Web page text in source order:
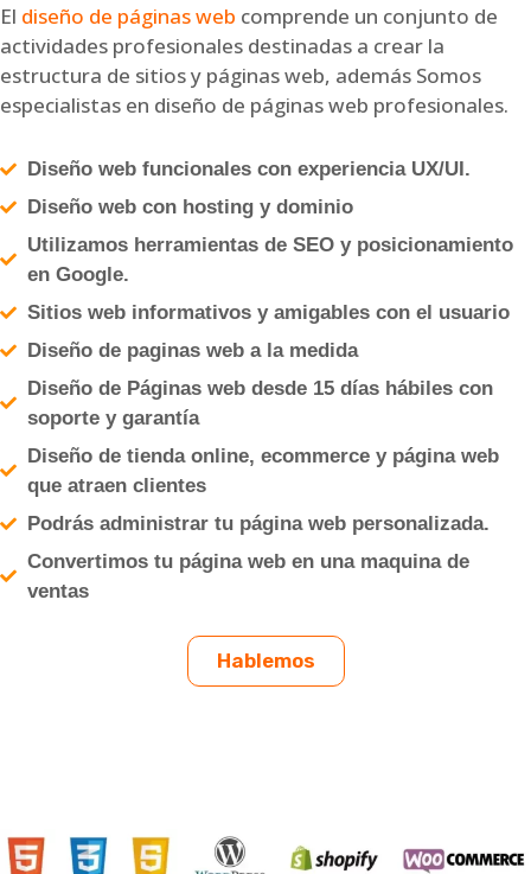
El diseño de páginas web comprende un conjunto de
actividades profesionales destinadas a crear la
estructura de sitios y páginas web, además Somos
especialistas en diseño de páginas web profesionales.
Diseño web funcionales con experiencia UX/UI.
Diseño web con hosting y dominio
Utilizamos herramientas de SEO y posicionamiento
en Google.
Sitios web informativos y amigables con el usuario
Diseño de paginas web a la medida
Diseño de Páginas web desde 15 días hábiles con
soporte y garantía
Diseño de tienda online, ecommerce y página web
que atraen clientes
Podrás administrar tu página web personalizada.
Convertimos tu página web en una maquina de
ventas
Hablemos